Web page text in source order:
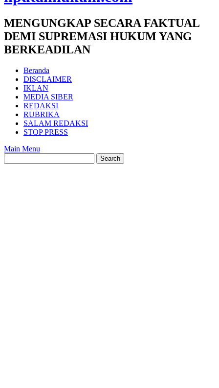
MENGUNGKAP SECARA FAKTUAL
DEMI SUPREMASI HUKUM YANG
BERKEADILAN
Beranda
DISCLAIMER
IKLAN
MEDIA SIBER
REDAKSI
RUBRIKA
SALAM REDAKSI
STOP PRESS
Main Menu